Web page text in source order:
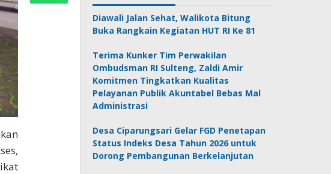
Diawali Jalan Sehat, Walikota Bitung
Buka Rangkain Kegiatan HUT RI Ke 81
Terima Kunker Tim Perwakilan
Ombudsman RI Sulteng, Zaldi Amir
Komitmen Tingkatkan Kualitas
Pelayanan Publik Akuntabel Bebas Mal
Administrasi
Desa Ciparungsari Gelar FGD Penetapan
Status Indeks Desa Tahun 2026 untuk
Dorong Pembangunan Berkelanjutan